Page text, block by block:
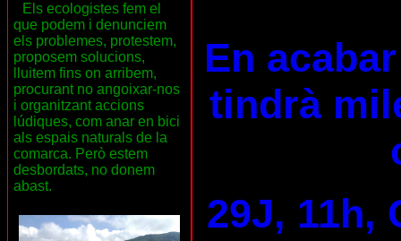
Els ecologistes fem el
que podem i denunciem
els problemes, protestem,
proposem solucions,
lluitem fins on arribem,
procurant no angoixar-nos
i organitzant accions
lúdiques, com anar en bici
als espais naturals de la
comarca. Però estem
desbordats, no donem
abast.
En
tindrà
29J, 11h,